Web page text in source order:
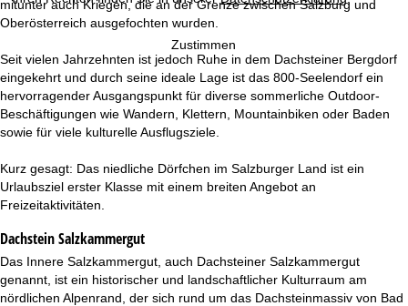
Zustimmen
mitunter auch Kriegen, die an der Grenze zwischen Salzburg und
Oberösterreich ausgefochten wurden.
Seit vielen Jahrzehnten ist jedoch Ruhe in dem Dachsteiner Bergdorf
eingekehrt und durch seine ideale Lage ist das 800-Seelendorf ein
hervorragender Ausgangspunkt für diverse sommerliche Outdoor-
Beschäftigungen wie Wandern, Klettern, Mountainbiken oder Baden
sowie für viele kulturelle Ausflugsziele.
Kurz gesagt: Das niedliche Dörfchen im Salzburger Land ist ein
Urlaubsziel erster Klasse mit einem breiten Angebot an
Freizeitaktivitäten.
Dachstein Salzkammergut
Das Innere Salzkammergut, auch Dachsteiner Salzkammergut
genannt, ist ein historischer und landschaftlicher Kulturraum am
nördlichen Alpenrand, der sich rund um das Dachsteinmassiv von Bad